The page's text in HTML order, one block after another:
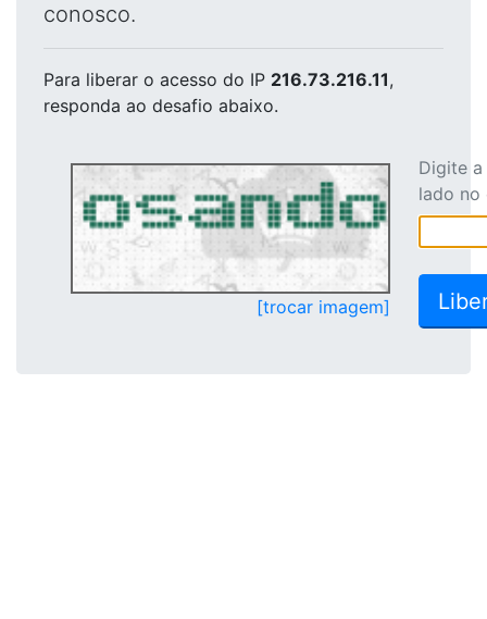
conosco.
Para liberar o acesso do IP 216.73.216.11,
responda ao desafio abaixo.
[trocar imagem]
Digite
lado no